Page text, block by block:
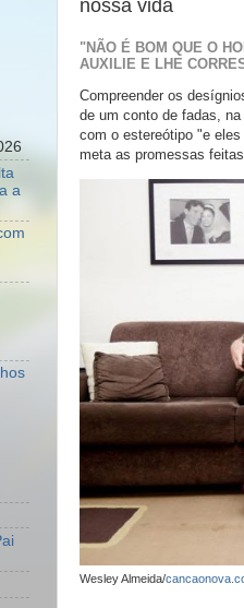
nossa vida
"NÃO É BOM QUE O
AUXILIE E LHE
Compreender os
de um conto de fadas,
com o estereótipo "e
meta as promessas
Wesley Almeida/
a